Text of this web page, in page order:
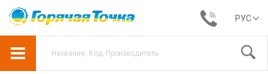
РУС